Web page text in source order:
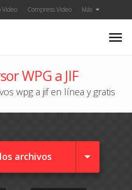
Video Compress Video Más
WPG a JIF
wpg a jif en línea y gratis
archivos